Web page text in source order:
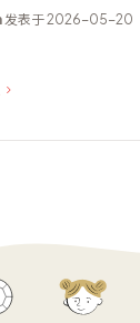
发表于 2026-05-20